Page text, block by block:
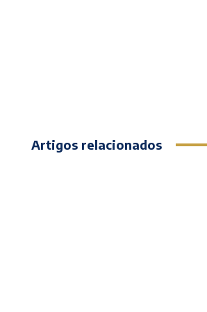
Artigos relacionados